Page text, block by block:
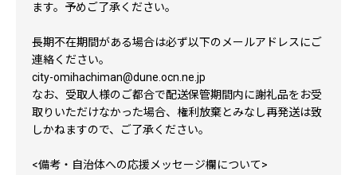
ます。予めご了承ください。
長期不在期間がある場合は必ず以下のメールアドレスにご
連絡ください。
city-omihachiman@dune.ocn.ne.jp
なお、受取人様のご都合で配送保管期間内に謝礼品をお受
取りいただけなかった場合、権利放棄とみなし再発送は致
しかねますので、ご了承ください。
<備考・自治体への応援メッセージ欄について>